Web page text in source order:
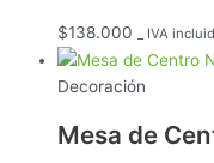
$138.000 _ IVA
Decoración
Mesa de